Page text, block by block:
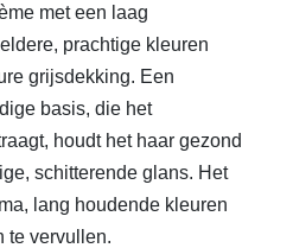
met een laag
prachtige kleuren
grijsdekking. Een
basis, die het
houdt het haar gezond
schitterende glans. Het
lang houdende kleuren
te vervullen.